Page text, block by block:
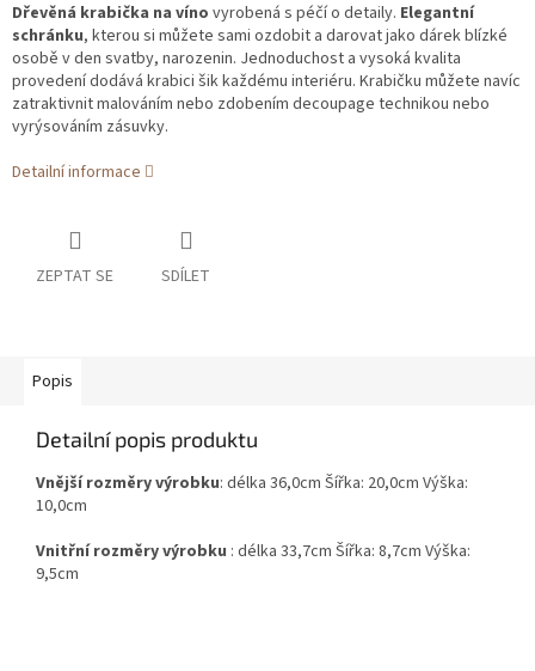
Dřevěná krabička na víno vyrobená s péčí o detaily. Elegantní
schránku, kterou si můžete sami ozdobit a darovat jako dárek blízké
osobě v den svatby, narozenin. Jednoduchost a vysoká kvalita
provedení dodává krabici šik každému interiéru. Krabičku můžete navíc
zatraktivnit malováním nebo zdobením decoupage technikou nebo
vyrýsováním zásuvky.
Detailní informace
ZEPTAT SE SDÍLET
Popis
Detailní popis produktu
Vnější rozměry výrobku: délka 36,0cm Šířka: 20,0cm Výška:
10,0cm
Vnitřní rozměry výrobku : délka 33,7cm Šířka: 8,7cm Výška:
9,5cm